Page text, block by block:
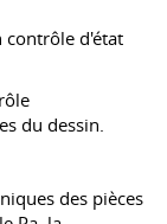
contrôle d'état
du dessin.
des pièces